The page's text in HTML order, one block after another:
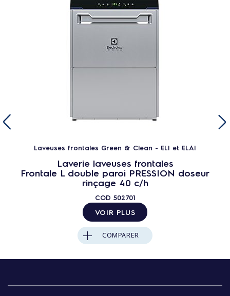
Laveuses frontales Green & Clean - ELI et ELAI
Laverie laveuses frontales
Frontale L double paroi PRESSION doseur
rinçage 40 c/h
COD 502701
VOIR PLUS
COMPARER